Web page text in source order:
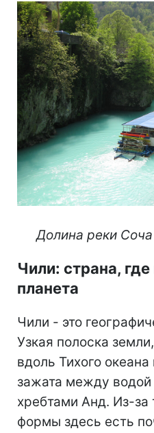
Долина реки
Чили: страна,
планета
Чили - это
Узкая полоска
вдоль Тихого
зажата между
хребтами Анд. Из-за
формы здесь есть